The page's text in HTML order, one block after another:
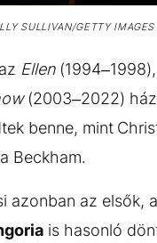
SULLIVAN/GETTY IMAGES
Ellen
(2003–2022)
benne, mint
Beckham.
azonban az elsők,
is hasonló